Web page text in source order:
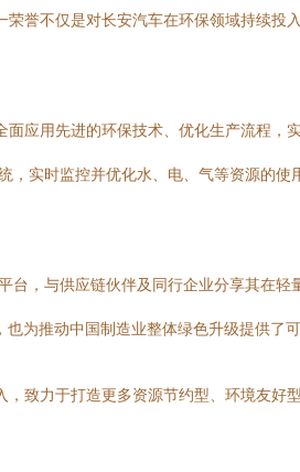
誉不仅是对长安汽车在环保领域持续投
应用先进的环保技术、优化生产流程，
，实时监控并优化水、电、气等资源的使
，与供应链伙伴及同行企业分享其在轻
为推动中国制造业整体绿色升级提供了可
致力于打造更多资源节约型、环境友好